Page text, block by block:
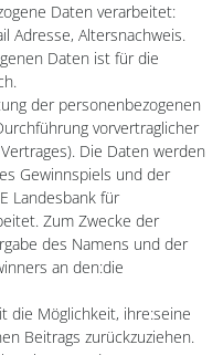
Daten verarbeitet:
Adresse, Altersnachweis.
Daten ist für die
der personenbezogenen
vorvertraglicher
Die Daten werden
Gewinnspiels und der
Landesbank für
Zum Zwecke der
des Namens und der
an den:die
die Möglichkeit, ihre:seine
Beitrags zurückzuziehen.